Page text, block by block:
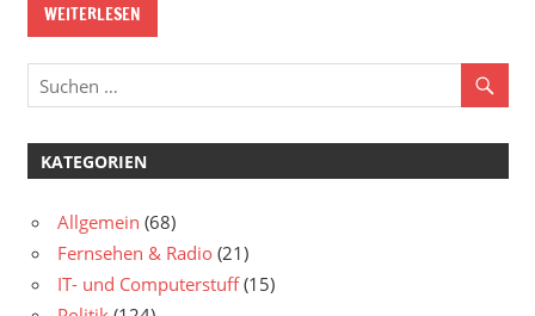
WEITERLESEN
KATEGORIEN
Allgemein (68)
Fernsehen & Radio (21)
IT- und Computerstuff(15)